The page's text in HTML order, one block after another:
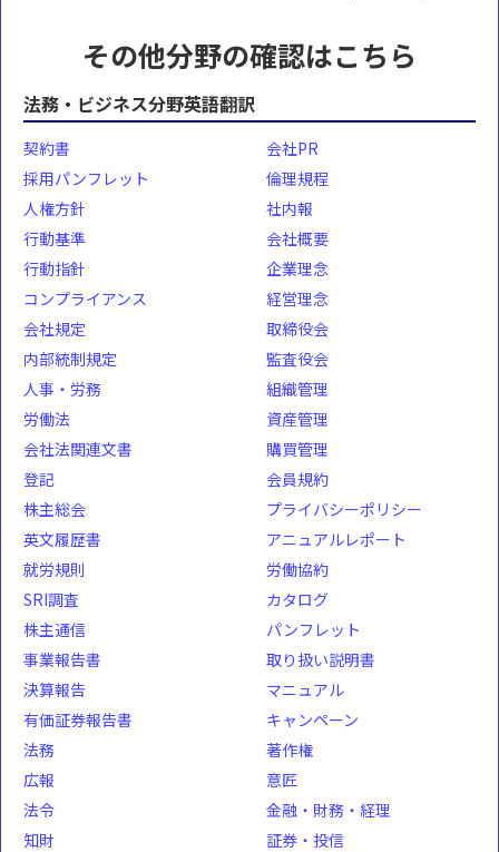
その他分野の確認はこちら
法務・ビジネス分野英語翻訳
契約書
採用パンフレット
人権方針
行動基準
行動指針
コンプライアンス
会社規定
内部統制規定
人事・労務
労働法
会社法関連文書
登記
株主総会
英文履歴書
会社PR
倫理規程
社内報
会社概要
企業理念
経営理念
取締役会
監査役会
組織管理
資産管理
購買管理
会員規約
プライバシーポリシー
アニュアルレポート
就労規則
SRI調査
株主通信
事業報告書
決算報告
有価証券報告書
法務
広報
法令
知財
労働協約
カタログ
パンフレット
取り扱い説明書
マニュアル
キャンペーン
著作権
意匠
金融・財務・経理
証券・投信